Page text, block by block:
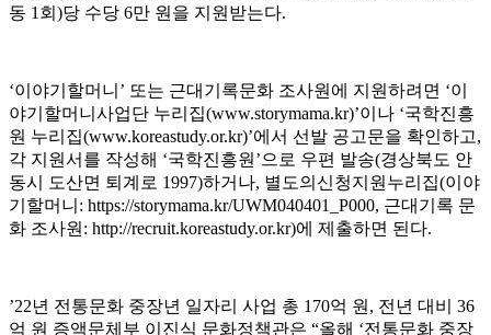
동 1 회 )당 수당 6만 원을 지원받는다.
‘이야기할머니 ’ 또는 근대기록문화 조사원에 지원하려면 ‘이
야기할머니사업단 누리집(www.storymama.kr)’이나 ‘국학진흥
원 누리집(www.koreastudy.or.kr)’에서 선발 공고문을 확인하고,
각 지원서를 작성해 ‘국학진흥원 ’으로 우편 발송(경상북도 안
동시 도산면 퇴계로 1997)하거나, 별도의신청지원누리집(이야
기할머니 : https://storymama.kr/UWM040401_P000, 근대기록 문
화 조사원 : http://recruit.koreastudy.or.kr)에 제출하면 된다.
’22년 전통문화 중장년 일자리 사업 총 170억 원 , 전년 대비 36
억 원 증액문체부 이진식 문화정책관은 “올해 ‘전통문화 중장